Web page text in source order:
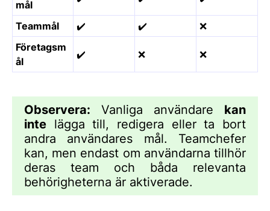
mål
Teammål ✔️ ✔️
❌
Företagsm
ål
✔️ ❌ ❌
Observera: Vanliga användare kan
inte lägga till, redigera eller ta bort
andra användares mål. Teamchefer
kan, men endast om användarna tillhör
deras team och båda relevanta
behörigheterna är aktiverade.